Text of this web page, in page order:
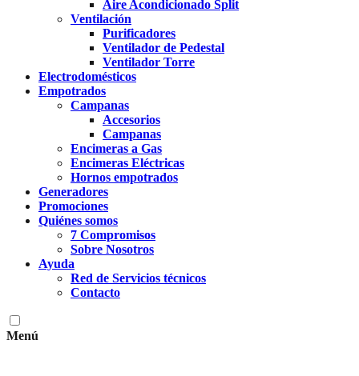
Aire Acondicionado Split
Ventilación
Purificadores
Ventilador de Pedestal
Ventilador Torre
Electrodomésticos
Empotrados
Campanas
Accesorios
Campanas
Encimeras a Gas
Encimeras Eléctricas
Hornos empotrados
Generadores
Promociones
Quiénes somos
7 Compromisos
Sobre Nosotros
Ayuda
Red de Servicios técnicos
Contacto
Menú